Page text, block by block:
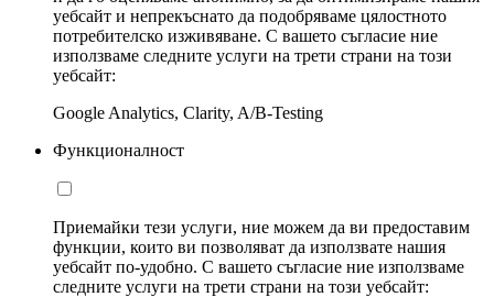
уебсайт и непрекъснато да подобряваме цялостното
потребителско изживяване. С вашето съгласие ние
използваме следните услуги на трети страни на този
уебсайт:
Google Analytics, Clarity, A/B-Testing
Функционалност
Приемайки тези услуги, ние можем да ви предоставим
функции, които ви позволяват да използвате нашия
уебсайт по-удобно. С вашето съгласие ние използваме
следните услуги на трети страни на този уебсайт: